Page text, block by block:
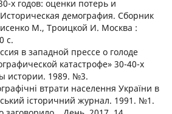
х годов: оценки потерь и
демография. Сборник
М., Троицкой И. Москва :
с.
в западной прессе о голоде
катастрофе» 30-40-х
истории. 1989. №3.
втрати населення України в
історичний журнал. 1991. №1.